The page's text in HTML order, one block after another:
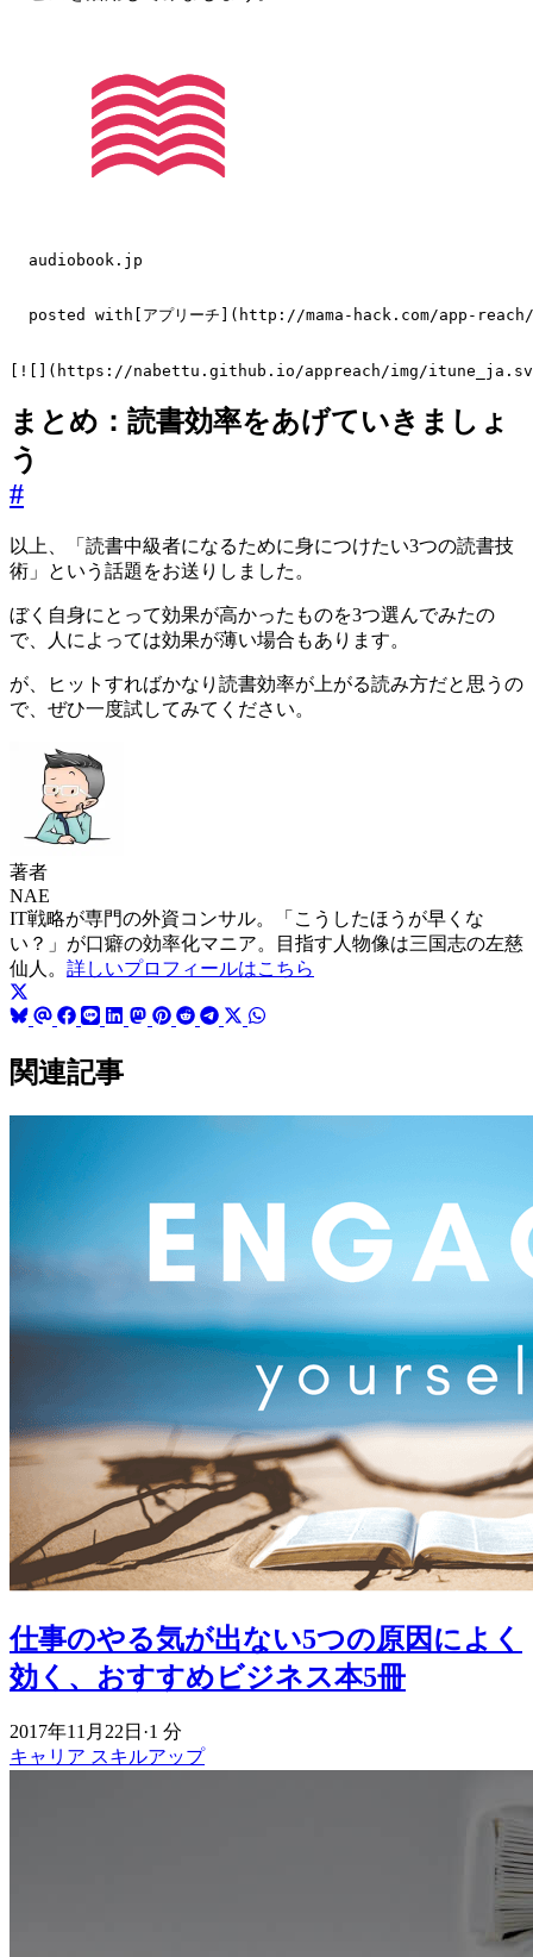
  audiobook.jp
posted with[アプリーチ](http://mama-hack.com/app-
まとめ：読書効率をあげていきましょ
う
#
以上、「読書中級者になるために身につけたい3つの読書技
術」という話題をお送りしました。
ぼく自身にとって効果が高かったものを3つ選んでみたの
で、人によっては効果が薄い場合もあります。
が、ヒットすればかなり読書効率が上がる読み方だと思うの
で、ぜひ一度試してみてください。
著者
NAE
IT戦略が専門の外資コンサル。「こうしたほうが早くな
い？」が口癖の効率化マニア。目指す人物像は三国志の左慈
仙人。 詳しいプロフィールはこちら
関連記事
仕事のやる気が出ない5つの原因によく
効く、おすすめビジネス本5冊
2017年11月22日 ·1 分
キャリア スキルアップ